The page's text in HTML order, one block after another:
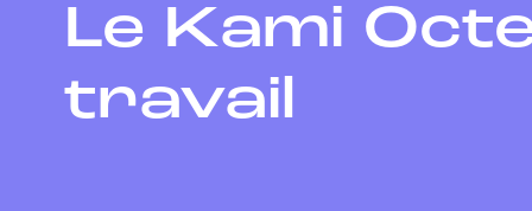
Le Kami
travail